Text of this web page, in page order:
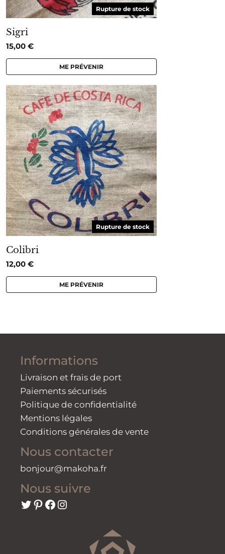
Rupture de stock
Sigri
15,00 €
ME PRÉVENIR
Rupture de stock
Colibri
12,00 €
ME PRÉVENIR
Informations
Livraison et frais de port
Paiements sécurisés
Politique de confidentialité
Mentions légales
Conditions générales de vente
Nous contacter
bonjour@makoha.fr
Nous suivre
Twitter
Pinterest
Facebook
Instagram